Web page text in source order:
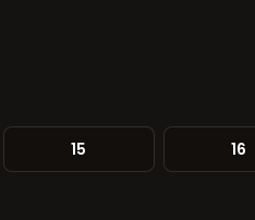
15 16